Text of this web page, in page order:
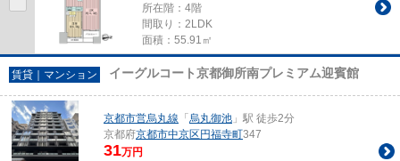
所在階：4階
間取り：2LDK
面積：55.91㎡
賃貸｜マンション イーグルコート京都御所南プレミアム迎賓館
京都市営烏丸線 「 烏丸御池 」駅 徒歩2分
京都府京都市中京区 円福寺町347
31万円